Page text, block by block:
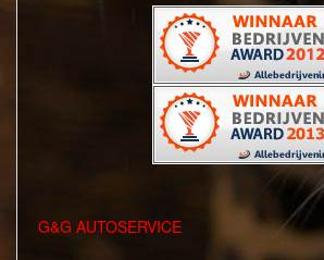
G&G AUTOSERVICE